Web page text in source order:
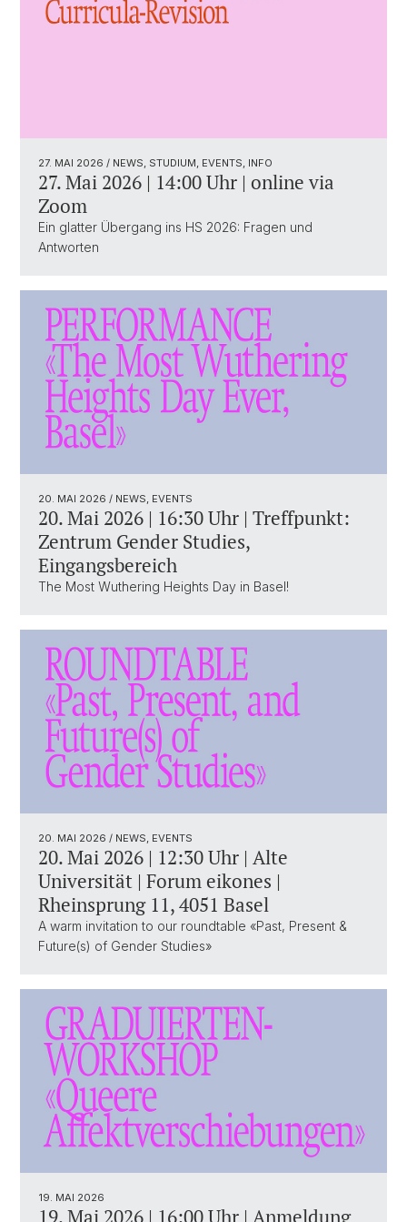
27. MAI 2026 / NEWS, STUDIUM, EVENTS, INFO
27. Mai 2026 | 14:00 Uhr | online via
Zoom
Ein glatter Übergang ins HS 2026: Fragen und
Antworten
20. MAI 2026 / NEWS, EVENTS
20. Mai 2026 | 16:30 Uhr | Treffpunkt:
Zentrum Gender Studies,
Eingangsbereich
The Most Wuthering Heights Day in Basel!
20. MAI 2026 / NEWS, EVENTS
20. Mai 2026 | 12:30 Uhr | Alte
Universität | Forum eikones |
Rheinsprung 11, 4051 Basel
A warm invitation to our roundtable «Past, Present &
Future(s) of Gender Studies»
19. MAI 2026
19. Mai 2026 | 16:00 Uhr | Anmeldung